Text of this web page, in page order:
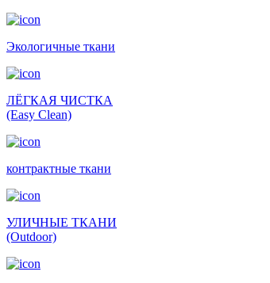
Экологичные ткани
ЛЁГКАЯ ЧИСТКА
(Easy Clean)
контрактные ткани
УЛИЧНЫЕ ТКАНИ
(Outdoor)